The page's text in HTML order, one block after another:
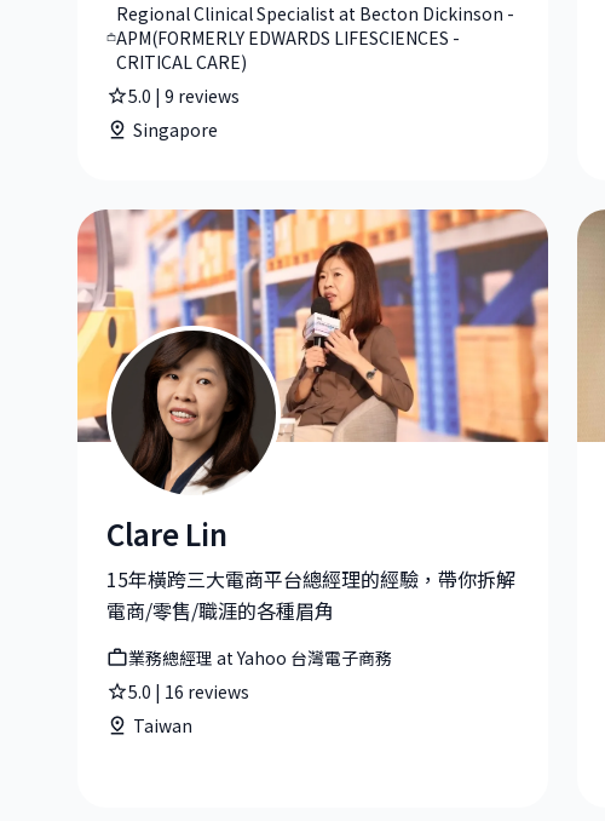
Regional Clinical Specialist at Becton Dickinson -
APM(FORMERLY EDWARDS LIFESCIENCES -
CRITICAL CARE)
5.0 | 9 reviews
Singapore
Clare Lin|業務總經理 at Yahoo 台灣電子商務
Clare Lin
15年橫跨三大電商平台總經理的經驗，帶你拆解
電商/零售/職涯的各種眉角
業務總經理 at Yahoo 台灣電子商務
5.0 | 16 reviews
Taiwan